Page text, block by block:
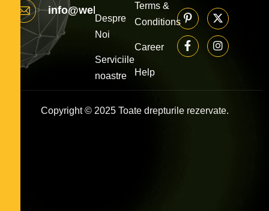
info@webdream.md
Despre
Noi
Serviciile
noastre
Terms &
Conditions
Career
Help
Copyright © 2025 Toate drepturile rezervate.